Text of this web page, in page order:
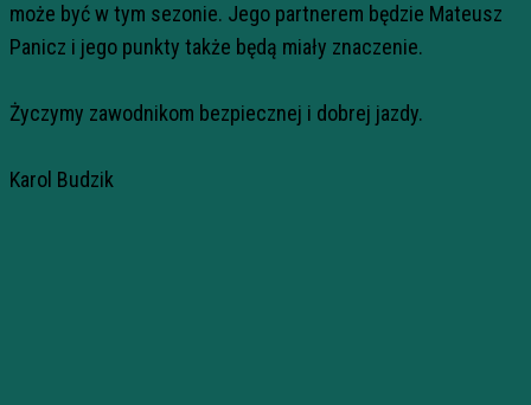
może być w tym sezonie. Jego partnerem będzie Mateusz
Panicz i jego punkty także będą miały znaczenie.
Życzymy zawodnikom bezpiecznej i dobrej jazdy.
Karol Budzik